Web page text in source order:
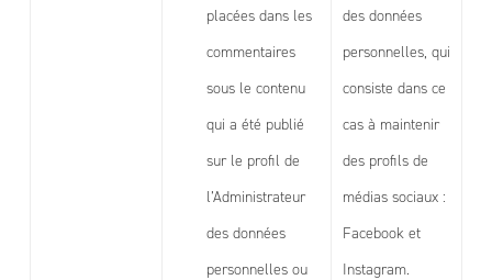
placées dans les
commentaires
sous le contenu
qui a été publié
sur le profil de
l’Administrateur
des données
personnelles ou
des données
personnelles, qui
consiste dans ce
cas à maintenir
des profils de
médias sociaux :
Facebook et
Instagram.